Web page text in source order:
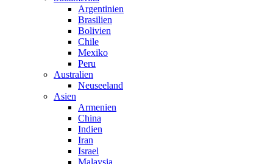
Argentinien
Brasilien
Bolivien
Chile
Mexiko
Peru
Australien
Neuseeland
Asien
Armenien
China
Indien
Iran
Israel
Malaysia